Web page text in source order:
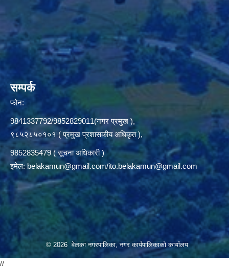
सम्पर्क
फोन:
9841337792/9852829011(नगर प्रमुख ),
९८५२८५०१०१ ( प्रमुख प्रशासकीय अधिकृत ),
9852835479 ( सूचना अधिकारी )
इमेल:belakamun@gmail.com/ito.belakamun@gmail.com
© 2026 वेलका नगरपालिका, नगर कार्यपालिकाको कार्यालय
//